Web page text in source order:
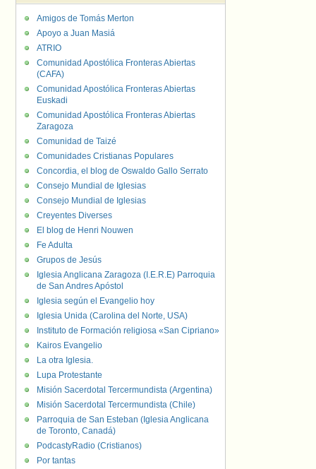
Amigos de Tomás Merton
Apoyo a Juan Masiá
ATRIO
Comunidad Apostólica Fronteras Abiertas
(CAFA)
Comunidad Apostólica Fronteras Abiertas
Euskadi
Comunidad Apostólica Fronteras Abiertas
Zaragoza
Comunidad de Taizé
Comunidades Cristianas Populares
Concordia, el blog de Oswaldo Gallo Serrato
Consejo Mundial de Iglesias
Consejo Mundial de Iglesias
Creyentes Diverses
El blog de Henri Nouwen
Fe Adulta
Grupos de Jesús
Iglesia Anglicana Zaragoza (I.E.R.E) Parroquia
de San Andres Apóstol
Iglesia según el Evangelio hoy
Iglesia Unida (Carolina del Norte, USA)
Instituto de Formación religiosa «San Cipriano»
Kairos Evangelio
La otra Iglesia.
Lupa Protestante
Misión Sacerdotal Tercermundista (Argentina)
Misión Sacerdotal Tercermundista (Chile)
Parroquia de San Esteban (Iglesia Anglicana
de Toronto, Canadá)
PodcastyRadio (Cristianos)
Por tantas